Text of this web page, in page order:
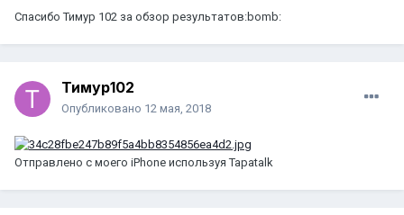
Спасибо Тимур 102 за обзор результатов:bomb:
Тимур102
Опубликовано 12 мая, 2018
Отправлено с моего iPhone используя Tapatalk